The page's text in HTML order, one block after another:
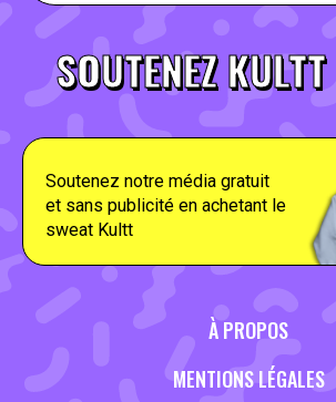
SOUTENEZ KULTT
Soutenez notre média gratuit
et sans publicité en achetant le
sweat Kultt
À PROPOS
MENTIONS LÉGALES